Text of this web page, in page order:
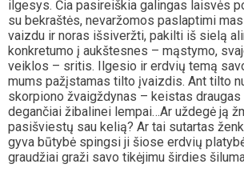
ilgesys. Čia pasireiškia galingas laisvės
su bekraštės, nevaržomos paslaptimi
vaizdu ir noras išsiveržti, pakilti iš sielą
konkretumo į aukštesnes – mąstymo,
veiklos – sritis. Ilgesio ir erdvių temą
mums pažįstamas tilto įvaizdis. Ant tilto
skorpiono žvaigždynas – keistas
degančiai žibalinei lempai…Ar uždegė ją
pasišviestų sau kelią? Ar tai sutartas
gyva būtybė spingsi ji šiose erdvių
graudžiai graži savo tikėjimu širdies